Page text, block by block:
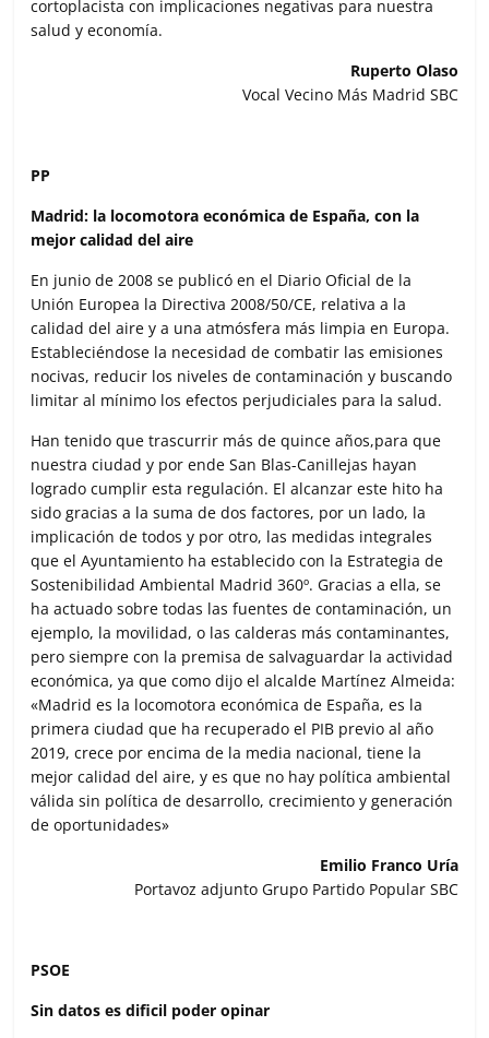
cortoplacista con implicaciones negativas para nuestra
salud y economía.
Ruperto Olaso
Vocal Vecino Más Madrid SBC
PP
Madrid: la locomotora económica de España, con la
mejor calidad del aire
En junio de 2008 se publicó en el Diario Oficial de la
Unión Europea la Directiva 2008/50/CE, relativa a la
calidad del aire y a una atmósfera más limpia en Europa.
Estableciéndose la necesidad de combatir las emisiones
nocivas, reducir los niveles de contaminación y buscando
limitar al mínimo los efectos perjudiciales para la salud.
Han tenido que trascurrir más de quince años,para que
nuestra ciudad y por ende San Blas-Canillejas hayan
logrado cumplir esta regulación. El alcanzar este hito ha
sido gracias a la suma de dos factores, por un lado, la
implicación de todos y por otro, las medidas integrales
que el Ayuntamiento ha establecido con la Estrategia de
Sostenibilidad Ambiental Madrid 360º. Gracias a ella, se
ha actuado sobre todas las fuentes de contaminación, un
ejemplo, la movilidad, o las calderas más contaminantes,
pero siempre con la premisa de salvaguardar la actividad
económica, ya que como dijo el alcalde Martínez Almeida:
«Madrid es la locomotora económica de España, es la
primera ciudad que ha recuperado el PIB previo al año
2019, crece por encima de la media nacional, tiene la
mejor calidad del aire, y es que no hay política ambiental
válida sin política de desarrollo, crecimiento y generación
de oportunidades»
Emilio Franco Uría
Portavoz adjunto Grupo Partido Popular SBC
PSOE
Sin datos es dificil poder opinar